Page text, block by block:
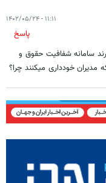
۱۱:۱۱ - ۱۴۰۲/۰۵/۲۴
پاسخ
سامانه شفافیت حقوق و
مدیران خودداری میکنند چرا؟